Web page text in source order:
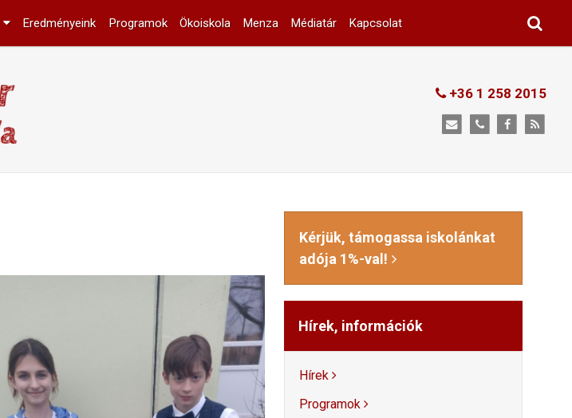
Eredményeink Programok Ökoiskola Menza Médiatár Kapcsolat
+36 1 258 2015
Kérjük, támogassa iskolánkat
adója 1%-val!
Hírek, információk
Hírek
Programok